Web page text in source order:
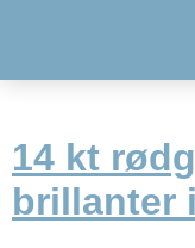
14 kt
brillanter